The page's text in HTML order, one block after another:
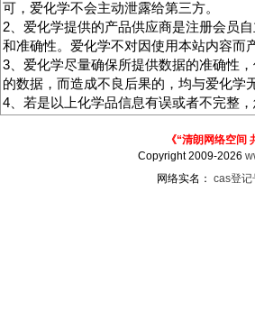
可，爱化学不会主动泄露给第三方。
2、爱化学提供的产品供应商是注册会员
和准确性。爱化学不对因使用本站内容而
3、爱化学尽量确保所提供数据的准确性
的数据，而造成不良后果的，均与爱化学
4、若是以上化学品信息有误或者不完整，
《“清朗网络空间
Copyright 2009-2026
网络实名： cas登记